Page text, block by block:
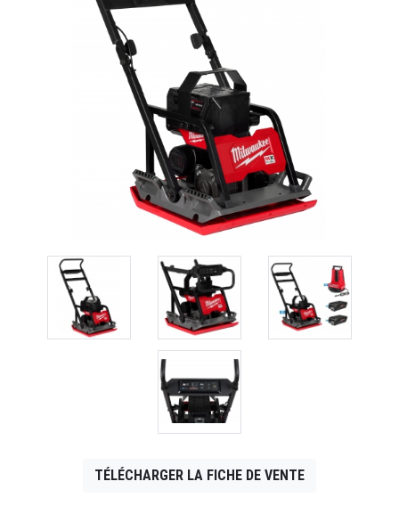
ENTREPRISE
CONTACT
TÉLÉCHARGER LA FICHE DE VENTE